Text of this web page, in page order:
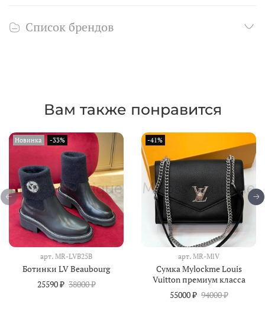
Список брендов
Вам также понравится
Новинка -33%
арт. MR-LVB25B
Ботинки LV Beaubourg
25590 ₽ 38000 ₽
-41%
арт. MR-MlV
Сумка Mylockme Louis
Vuitton премиум класса
55000 ₽ 94000 ₽